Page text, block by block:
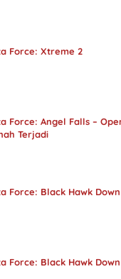
Force: Xtreme 2
Force: Angel Falls –
Terjadi
Force: Black Hawk
Force: Black Hawk